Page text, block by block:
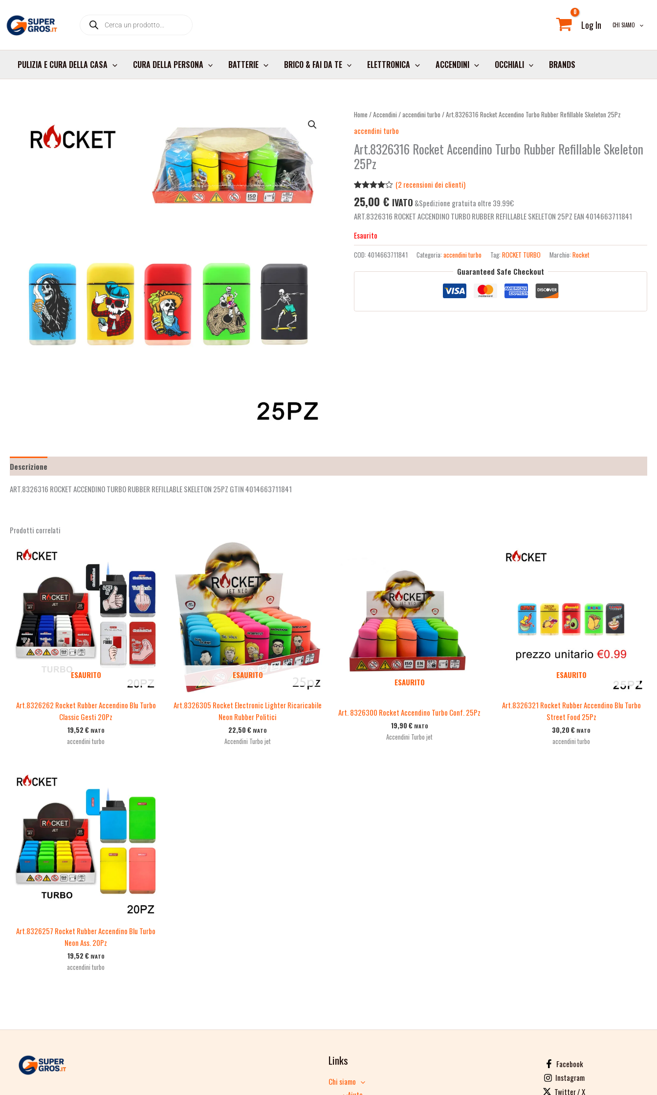
contenuto
search Log In CHI SIAMO
PULIZIA E CURA DELLA CASA CURA DELLA PERSONA BATTERIE BRICO & FAI DA TE ELETTRONICA ACCENDINI OCCHIALI BRANDS
Home /Accendini /accendini turbo / Art.8326316 Rocket Accendino Turbo Rubber Refillable Skeleton 25Pz
accendini turbo
Art.8326316 Rocket Accendino Turbo Rubber Refillable Skeleton
25Pz
4.00 su
5 su
base di
(2 recensioni dei clienti)
25,00 € IVATO &Spedizione gratuita oltre 39.99€
ART.8326316 ROCKET ACCENDINO TURBO RUBBER REFILLABLE SKELETON 25PZ EAN 4014663711841
Esaurito
COD:4014663711841 Categoria:accendini turbo Tag:ROCKET TURBO Marchio:Rocket
Guaranteed Safe Checkout
Descrizione
ART.8326316 ROCKET ACCENDINO TURBO RUBBER REFILLABLE SKELETON 25PZ GTIN 4014663711841
Prodotti correlati
ESAURITO
Art.8326262 Rocket Rubber Accendino Blu Turbo
Classic Gesti 20Pz
19,52 € IVATO
accendini turbo
ESAURITO
Art.8326305 Rocket Electronic Lighter Ricaricabile
Neon Rubber Politici
22,50 € IVATO
Accendini Turbo jet
ESAURITO
Art. 8326300 Rocket Accendino Turbo Conf. 25Pz
19,90 € IVATO
Accendini Turbo jet
ESAURITO
Art.8326321 Rocket Rubber Accendino Blu Turbo
Street Food 25Pz
30,20 € IVATO
accendini turbo
Art.8326257 Rocket Rubber Accendino Blu Turbo
Neon Ass. 20Pz
19,52 € IVATO
accendini turbo
Links
Chi siamo
Facebook
Instagram
Twitter / X